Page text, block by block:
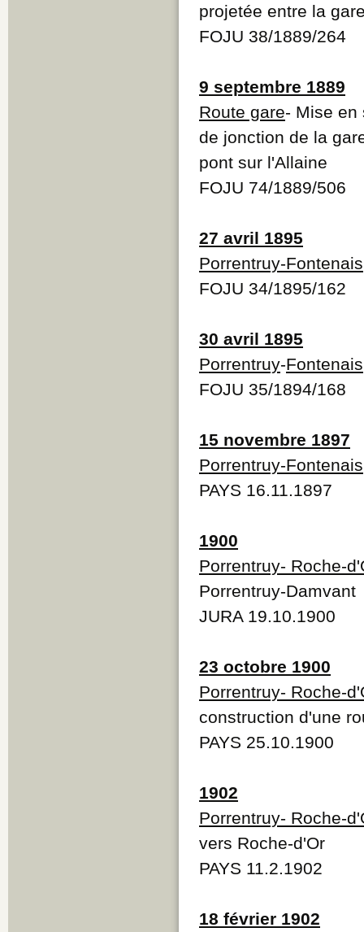
projetée entre la
FOJU 38/1889/264
9 septembre 1889
Route gare- Mise en
de jonction de la
pont sur l'Allaine
FOJU 74/1889/506
27 avril 1895
Porrentruy-Fontenais
FOJU 34/1895/162
30 avril 1895
Porrentruy-Fontenais
FOJU 35/1894/168
15 novembre 1897
Porrentruy-Fontenais
PAYS 16.11.1897
1900
Porrentruy- Roche-
Porrentruy-Damvant
JURA 19.10.1900
23 octobre 1900
Porrentruy- Roche-
construction d'une
PAYS 25.10.1900
1902
Porrentruy- Roche-
vers Roche-d'Or
PAYS 11.2.1902
18 février 1902